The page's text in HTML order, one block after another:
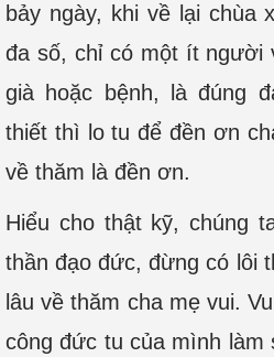
bảy ngày, khi về lại chùa
đa số, chỉ có một ít người
già hoặc bệnh, là đúng
thiết thì lo tu để đền ơn
về thăm là đền ơn.
Hiểu cho thật kỹ, chúng
thần đạo đức, đừng có lôi
lâu về thăm cha mẹ vui.
công đức tu của mình làm